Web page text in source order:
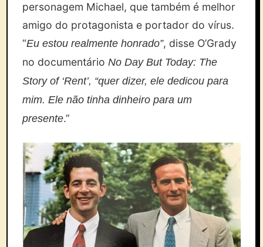
personagem Michael, que também é melhor
amigo do protagonista e portador do vírus.
“Eu estou realmente honrado”, disse O’Grady
no documentárioNo Day But Today: The
Story of ‘Rent’, “quer dizer, ele dedicou para
mim. Ele não tinha dinheiro para um
presente.”